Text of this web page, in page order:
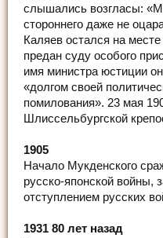
слышались возгласы:
стороннего даже не
Каляев остался на
предан суду особого
имя министра юстиции
«долгом своей
помилования». 23 мая
Шлиссельбургской
1905
Начало Мукденского
русско-японской войны,
отступлением русских
1931 80 лет назад